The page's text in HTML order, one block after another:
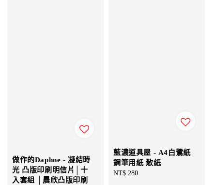
做作的Daphne - 凝結時
光 凸版印刷明信片│十
入套組 │晨欣凸版印刷
藍濃道具屋 - A4白鷺紙
鋼筆用紙 散紙
Regular
NT$ 280